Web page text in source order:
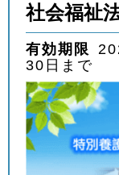
社会福祉
有効期限
30日まで